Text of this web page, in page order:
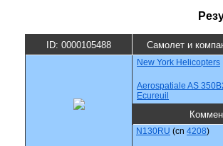
ID: 0000105488 Самолет и
New York Helicopters
Aerospatiale AS
Ecureuil
N130RU (cn 4208)